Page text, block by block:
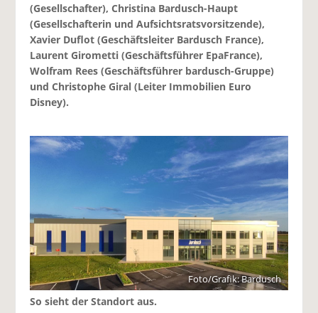
(Gesellschafter), Christina Bardusch-Haupt
(Gesellschafterin und Aufsichtsratsvorsitzende),
Xavier Duflot (Geschäftsleiter Bardusch France),
Laurent Girometti (Geschäftsführer EpaFrance),
Wolfram Rees (Geschäftsführer bardusch-Gruppe)
und Christophe Giral (Leiter Immobilien Euro
Disney).
Foto/Grafik: Bardusch
So sieht der Standort aus.